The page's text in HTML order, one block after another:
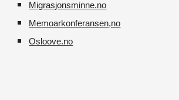
M igrasjonsminne.no
Memoarkonferansen,no
Osloove.no